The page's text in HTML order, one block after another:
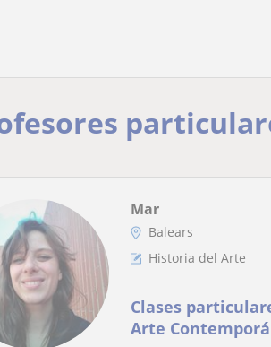
Mar
Balears
Historia del Arte
Clases
Arte